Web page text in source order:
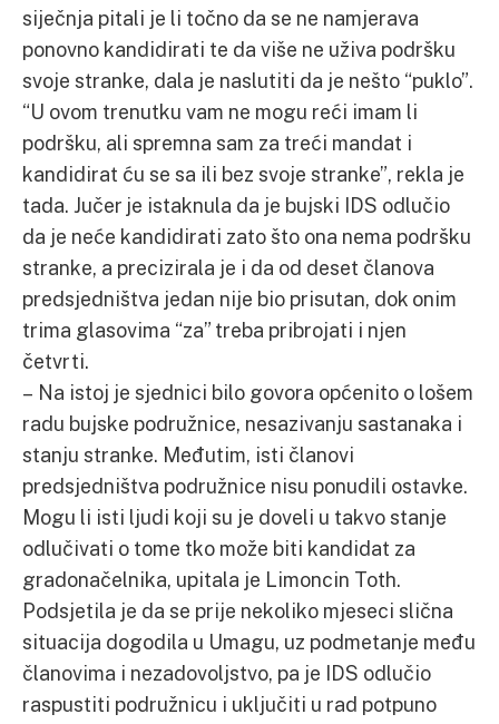
siječnja pitali je li točno da se ne namjerava
ponovno kandidirati te da više ne uživa podršku
svoje stranke, dala je naslutiti da je nešto “puklo”.
“U ovom trenutku vam ne mogu reći imam li
podršku, ali spremna sam za treći mandat i
kandidirat ću se sa ili bez svoje stranke”, rekla je
tada. Jučer je istaknula da je bujski IDS odlučio
da je neće kandidirati zato što ona nema podršku
stranke, a precizirala je i da od deset članova
predsjedništva jedan nije bio prisutan, dok onim
trima glasovima “za” treba pribrojati i njen
četvrti.
– Na istoj je sjednici bilo govora općenito o lošem
radu bujske podružnice, nesazivanju sastanaka i
stanju stranke. Međutim, isti članovi
predsjedništva podružnice nisu ponudili ostavke.
Mogu li isti ljudi koji su je doveli u takvo stanje
odlučivati o tome tko može biti kandidat za
gradonačelnika, upitala je Limoncin Toth.
Podsjetila je da se prije nekoliko mjeseci slična
situacija dogodila u Umagu, uz podmetanje među
članovima i nezadovoljstvo, pa je IDS odlučio
raspustiti podružnicu i uključiti u rad potpuno